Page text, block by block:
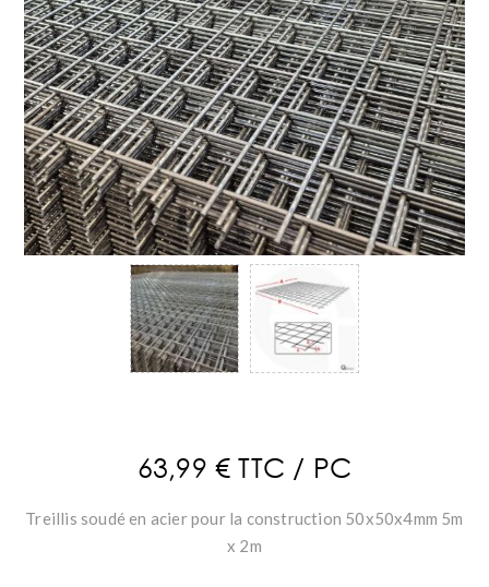
63,99 € TTC / PC
Treillis soudé en acier pour la construction 50x50x4mm 5m
x 2m